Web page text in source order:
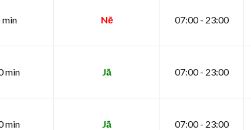
min Nē 07:00 - 23:00
min Jā 07:00 - 23:00
min Jā 07:00 - 23:00